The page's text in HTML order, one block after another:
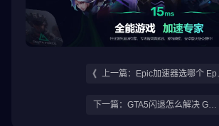
上一篇：Epic加速器选哪个 Epic
下一篇：GTA5闪退怎么解决 GT